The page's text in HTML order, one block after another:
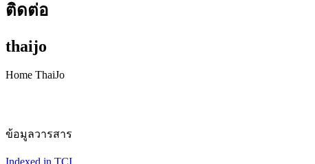
ติดต่อ
thaijo
Home ThaiJo
ข้อมูลวารสาร